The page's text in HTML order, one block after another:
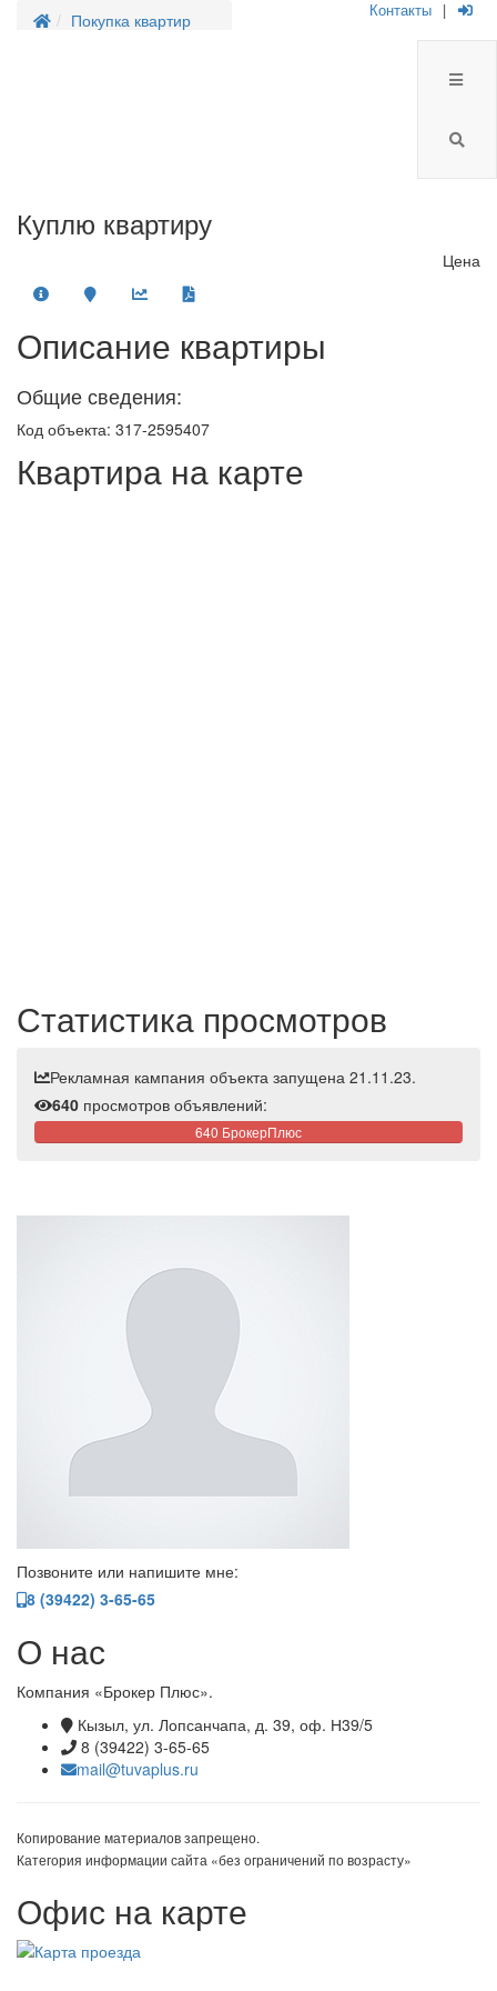
Покупка квартир Контакты |
Куплю квартиру
Цена
Описание квартиры
Общие сведения:
Код объекта: 317-2595407
Квартира на карте
Статистика просмотров
Рекламная кампания объекта запущена 21.11.23.
640 просмотров объявлений:
640 БрокерПлюс
Позвоните или напишите мне:
8 (39422) 3-65-65
О нас
Компания «Брокер Плюс».
Кызыл, ул. Лопсанчапа, д. 39, оф. Н39/5
8 (39422) 3-65-65
mail@tuvaplus.ru
Копирование материалов запрещено.
Категория информации сайта «без ограничений по возрасту»
Офис на карте